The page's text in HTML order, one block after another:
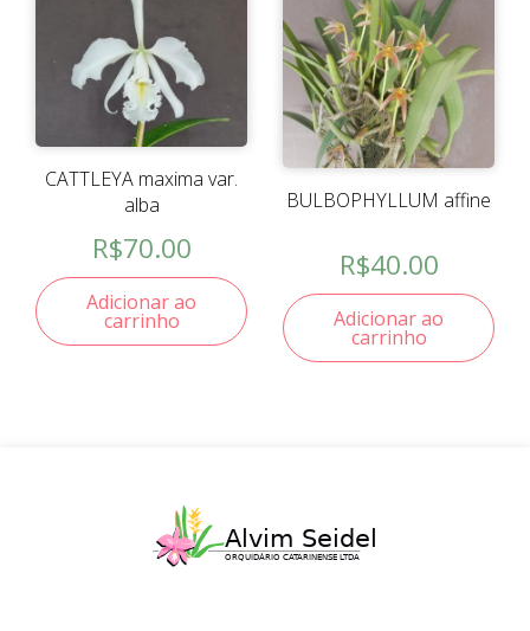
CATTLEYA maxima var.
alba
R$70.00
Adicionar ao
carrinho
BULBOPHYLLUM affine
R$40.00
Adicionar ao
carrinho